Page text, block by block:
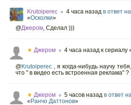
Krutoiperec ○ 4 часа назад в ответ
«Осколки»
@Джером, Сделал )))
★ Джером ○ 4 часа назад к сериалу
@Krutoiperec , я когда-нибудь научу
что " в видео есть встроенная реклама" ?
★ Джером ○ 5 часов назад в ответ
« Ранчо Даттонов»